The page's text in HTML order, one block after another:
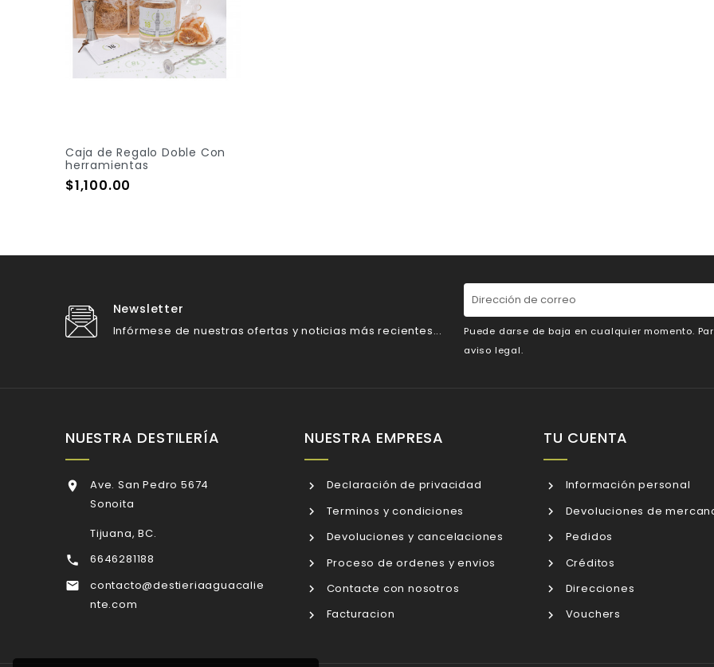
Caja de Regalo Doble Con
herramientas
Precio
$1,100.00
Newsletter
Infórmese de nuestras ofertas y noticias más recientes...
Puede darse de baja en cualquier momento.
aviso legal.
NUESTRA DESTILERÍA

Ave. San Pedro 5674
Sonoita
Tijuana, BC.
 6646281188

contacto@destieriaaguacalie
nte.com
NUESTRA EMPRESA
Declaración de privacidad
Terminos y condiciones
Devoluciones y cancelaciones
Proceso de ordenes y envios
Contacte con nosotros
Facturacion
TU CUENTA
Información personal
Devoluciones de
Pedidos
Créditos
Direcciones
Vouchers